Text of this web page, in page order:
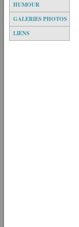
HUMOUR
GALERIES PHOTOS
LIENS